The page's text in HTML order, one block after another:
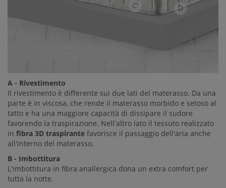
A - Rivestimento
Il rivestimento è differente sui due lati del materasso. Da una
parte è in viscosa, che rende il materasso morbido e setoso al
tatto e ha una maggiore capacità di dissipare il sudore
favorendo la traspirazione. Nell'altro lato il tessuto realizzato
in fibra 3D traspirante favorisce il passaggio dell'aria anche
all'interno del materasso.
B - Imbottitura
L'imbottitura in fibra anallergica dona un extra comfort per
tutta la notte.